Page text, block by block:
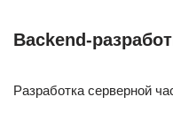
Backend-
Разработка серверной